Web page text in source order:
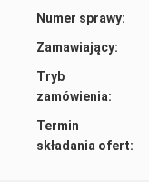
Numer sprawy:
Zamawiający:
Tryb
zamówienia:
Termin
składania ofert: